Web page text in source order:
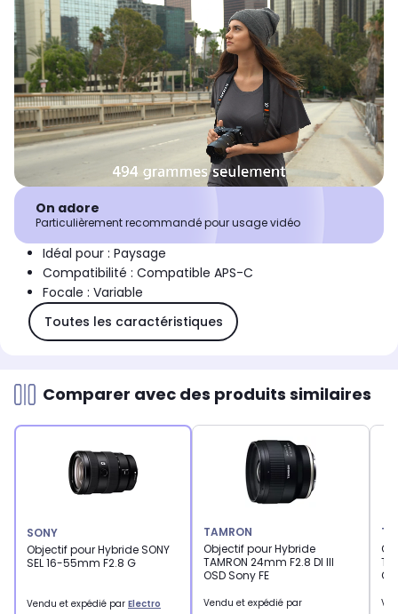
On adore
Particulièrement recommandé pour usage vidéo
Idéal pour : Paysage
Compatibilité : Compatible APS-C
Focale : Variable
Toutes les caractéristiques
Comparer avec des produits similaires
SONY
Objectif pour Hybride SONY
SEL 16-55mm F2.8 G
Vendu et expédié par Electro
TAMRON
Objectif pour Hybride
TAMRON 24mm F2.8 DI III
OSD Sony FE
Vendu et expédié par